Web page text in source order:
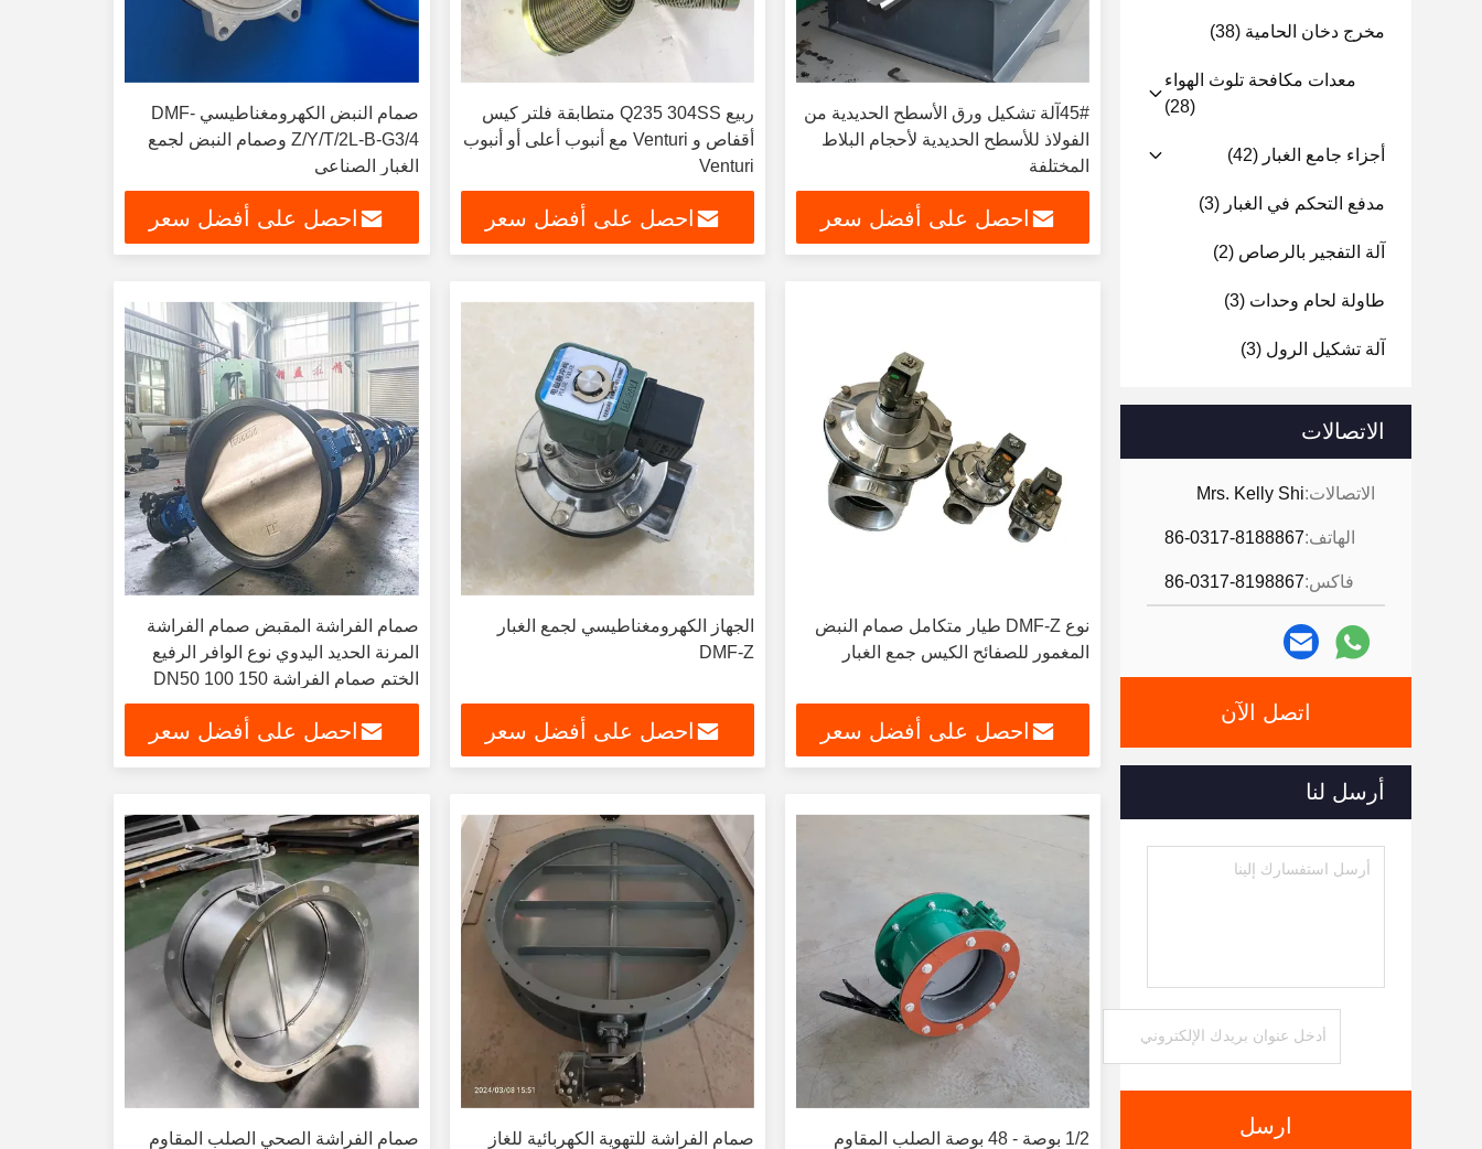
مخرج دخان الحامية (38)
معدات مكافحة تلوث الهواء
(28)
أجزاء جامع الغبار (42)
مدفع التحكم في الغبار (3)
آلة التفجير بالرصاص (2)
طاولة لحام وحدات (3)
آلة تشكيل الرول (3)
الاتصالات
الاتصالات:Mrs. Kelly Shi
الهاتف:86-0317-8188867
فاكس:86-0317-8198867
اتصل الآن
أرسل لنا
ارسل
45#آلة تشكيل ورق الأسطح الحديدية من
الفولاذ للأسطح الحديدية لأحجام البلاط
المختلفة
احصل على أفضل سعر
ربيع Q235 304SS متطابقة فلتر كيس
أقفاص و Venturi مع أنبوب أعلى أو أنبوب
Venturi
احصل على أفضل سعر
صمام النبض الكهرومغناطيسي DMF-
Z/Y/T/2L-B-G3/4 وصمام النبض لجمع
الغبار الصناعي
احصل على أفضل سعر
نوع DMF-Z طيار متكامل صمام النبض
المغمور للصفائح الكيس جمع الغبار
احصل على أفضل سعر
الجهاز الكهرومغناطيسي لجمع الغبار
DMF-Z
احصل على أفضل سعر
صمام الفراشة المقبض صمام الفراشة
المرنة الحديد اليدوي نوع الوافر الرفيع
الختم صمام الفراشة DN50 100 150
200
احصل على أفضل سعر
1/2 بوصة - 48 بوصة الصلب المقاوم
صمام الفراشة للتهوية الكهربائية للغاز
صمام الفراشة الصحي الصلب المقاوم